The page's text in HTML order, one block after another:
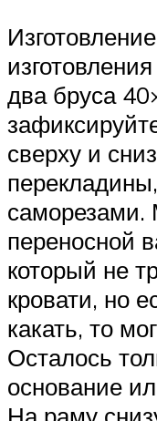
два бруса
сверху и
саморезами.
переносной
который не
кровати, но
какать, то
Осталось
основание